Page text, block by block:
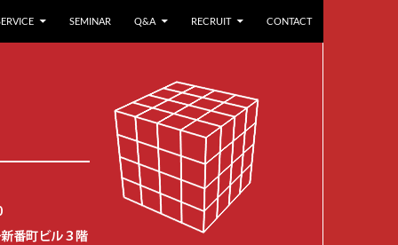
SEMINAR Q&A RECRUIT CONTACT